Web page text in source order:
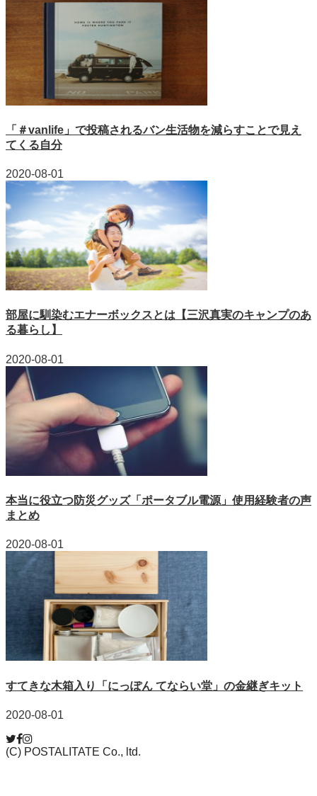
「＃vanlife」で投稿されるバン生活物を減らすことで見え
てくる自分
2020-08-01
部屋に馴染むエナーボックスとは【三沢真実のキャンプのあ
る暮らし】
2020-08-01
本当に役立つ防災グッズ「ポータブル電源」使用経験者の声
まとめ
2020-08-01
すてきな木箱入り「にっぽん てならい堂」の金継ぎキット
2020-08-01
(C) POSTALITATE Co., ltd.